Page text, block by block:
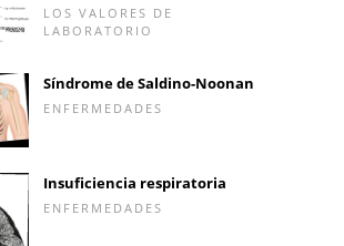
LOS VALORES DE
LABORATORIO
Síndrome de Saldino-Noonan
ENFERMEDADES
Insuficiencia respiratoria
ENFERMEDADES